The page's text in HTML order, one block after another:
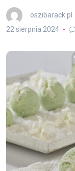
oszibarack.pl
22 sierpnia 2024